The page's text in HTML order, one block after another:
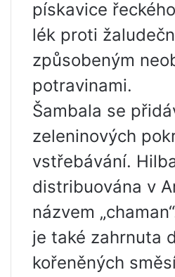
pískavice
lék proti
způsobeným
potravinami.
Šambala se
zeleninových
vstřebávání.
distribuována v
názvem
je také zahrnuta
kořeněných